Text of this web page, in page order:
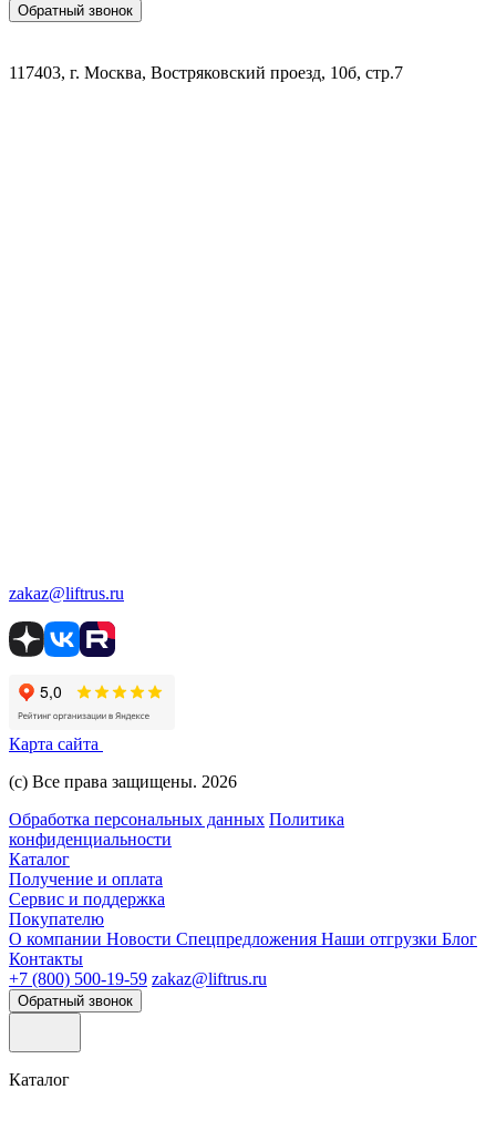
Обратный звонок
117403, г. Москва, Востряковский проезд, 10б, стр.7
zakaz@liftrus.ru
Карта сайта
(с) Все права защищены. 2026
Обработка персональных данных Политика
конфиденциальности
Каталог
Получение и оплата
Сервис и поддержка
Покупателю
О компании Новости Спецпредложения Наши отгрузки Блог
Контакты
+7 (800) 500-19-59 zakaz@liftrus.ru
Обратный звонок
Каталог